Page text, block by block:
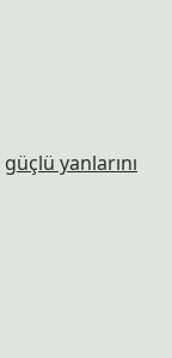
güçlü yanlarını